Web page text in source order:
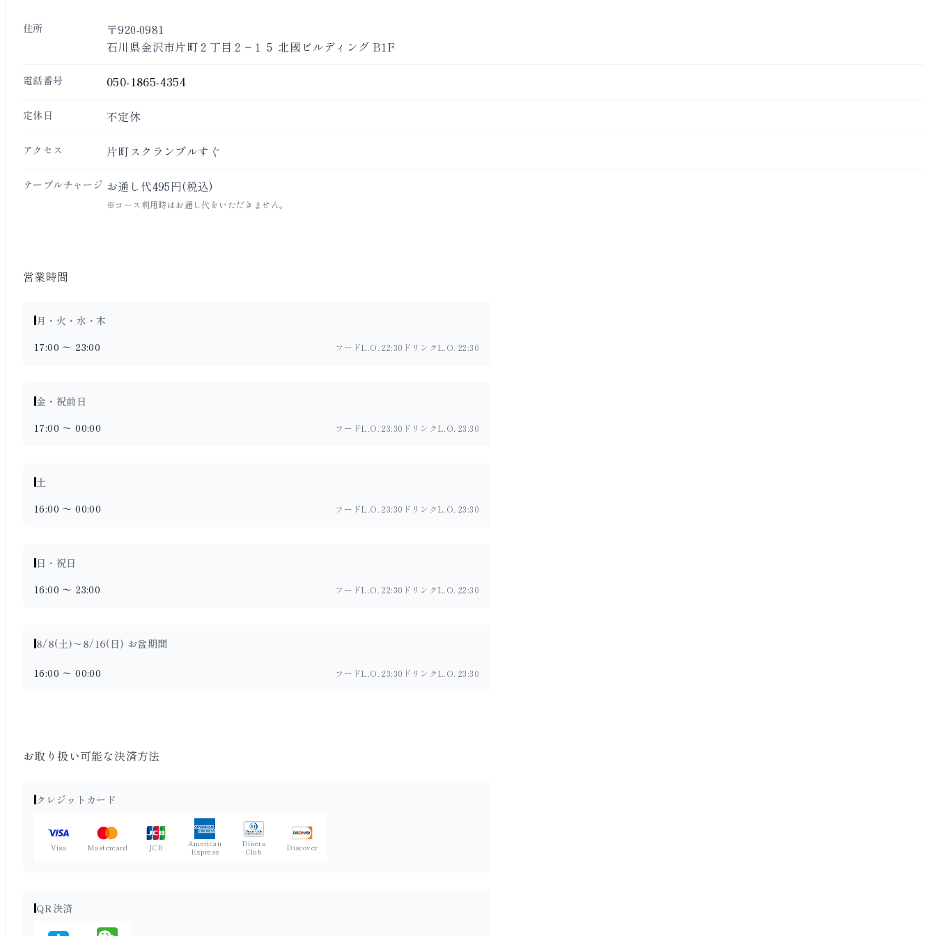
住所
〒920-0981
石川県金沢市片町２丁目２−１５ 北國ビルディング B1F
電話番号 050-1865-4354
定休日 不定休
アクセス 片町スクランブルすぐ
テーブルチャージ お通し代495円(税込)
※コース利用時はお通し代をいただきません。
営業時間
月・火・水・木
17:00 〜 23:00
フードL.O. 22:30 ドリンクL.O. 22:30
金・祝前日
17:00 〜 00:00
フードL.O. 23:30 ドリンクL.O. 23:30
土
16:00 〜 00:00
フードL.O. 23:30 ドリンクL.O. 23:30
日・祝日
16:00 〜 23:00
フードL.O. 22:30 ドリンクL.O. 22:30
8/8(土)〜8/16(日) お盆期間
16:00 〜 00:00 フードL.O. 23:30 ドリンクL.O. 23:30
お取り扱い可能な決済方法
クレジットカード
Visa Mastercard JCB
American
Express
Diners
Club
Discover
QR決済